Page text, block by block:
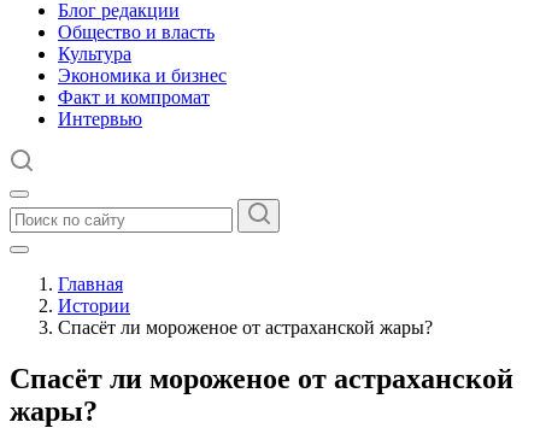
Блог редакции
Общество и власть
Культура
Экономика и бизнес
Факт и компромат
Интервью
Главная
Истории
Спасёт ли мороженое от астраханской жары?
Спасёт ли мороженое от астраханской
жары?